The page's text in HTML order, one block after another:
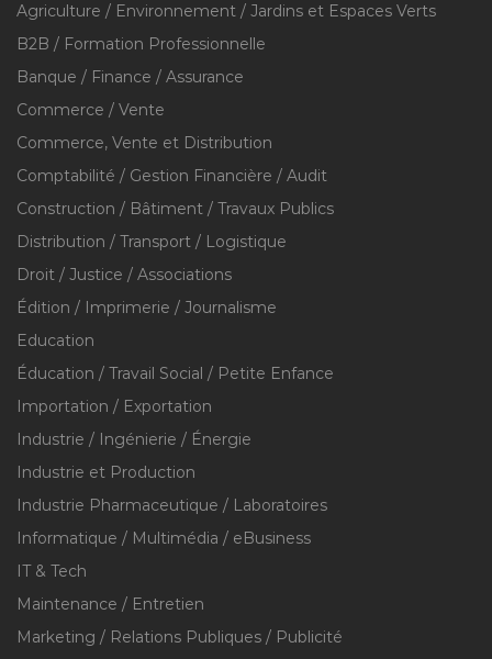
Agriculture / Environnement / Jardins et Espaces Verts
B2B / Formation Professionnelle
Banque / Finance / Assurance
Commerce / Vente
Commerce, Vente et Distribution
Comptabilité / Gestion Financière / Audit
Construction / Bâtiment / Travaux Publics
Distribution / Transport / Logistique
Droit / Justice / Associations
Édition / Imprimerie / Journalisme
Education
Éducation / Travail Social / Petite Enfance
Importation / Exportation
Industrie / Ingénierie / Énergie
Industrie et Production
Industrie Pharmaceutique / Laboratoires
Informatique / Multimédia / eBusiness
IT & Tech
Maintenance / Entretien
Marketing / Relations Publiques / Publicité